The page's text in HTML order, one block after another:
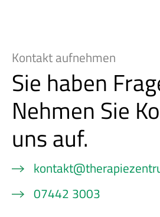
Kontakt aufnehmen
Sie haben
Nehmen Sie
uns auf.
07442 3003